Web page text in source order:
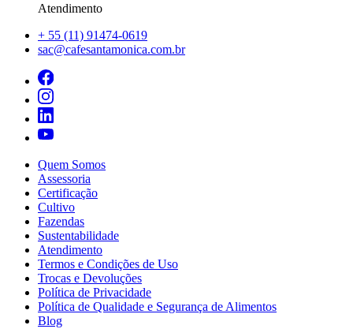
Atendimento
+ 55 (11) 91474-0619
sac@cafesantamonica.com.br
Quem Somos
Assessoria
Certificação
Cultivo
Fazendas
Sustentabilidade
Atendimento
Termos e Condições de Uso
Trocas e Devoluções
Política de Privacidade
Política de Qualidade e Segurança de Alimentos
Blog